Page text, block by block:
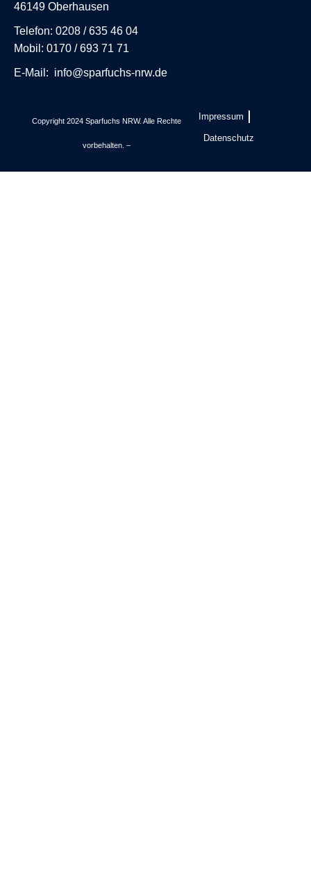
46149 Oberhausen
Telefon: 0208 / 635 46 04
Mobil: 0170 / 693 71 71
E-Mail: info@sparfuchs-nrw.de
Copyright 2024 Sparfuchs NRW. Alle Rechte
vorbehalten. –
Impressum
Datenschutz